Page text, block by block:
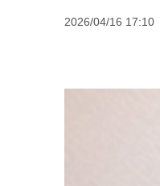
2026/04/16 17:10